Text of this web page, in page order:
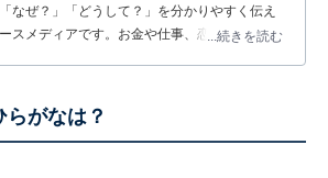
なぜ？」「どうして？」を分かりやすく伝え
スメディアです。お金や仕事、恋愛、ITに関
...続きを読む
らがなは？